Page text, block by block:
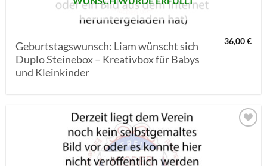
Geburtstagswunsch: Liam wünscht sich
Duplo Steinebox – Kreativbox für Babys
und Kleinkinder
36,00€